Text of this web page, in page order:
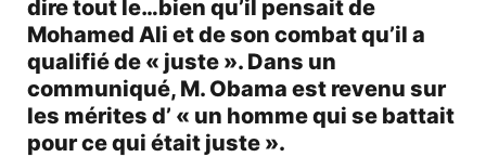
dire tout le…bien qu’il pensait de
Mohamed Ali et de son combat qu’il a
qualifié de « juste ». Dans un
communiqué, M. Obama est revenu sur
les mérites d’ « un homme qui se battait
pour ce qui était juste ».